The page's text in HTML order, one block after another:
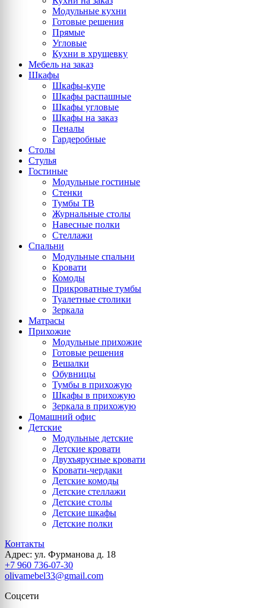
Модульные кухни
Готовые решения
Прямые
Угловые
Кухни в хрущевку
Мебель на заказ
Шкафы
Шкафы-купе
Шкафы распашные
Шкафы угловые
Шкафы на заказ
Пеналы
Гардеробные
Столы
Стулья
Гостиные
Модульные гостиные
Стенки
Тумбы ТВ
Журнальные столы
Навесные полки
Стеллажи
Спальни
Модульные спальни
Кровати
Комоды
Прикроватные тумбы
Туалетные столики
Зеркала
Матрасы
Прихожие
Модульные прихожие
Готовые решения
Вешалки
Обувницы
Тумбы в прихожую
Шкафы в прихожую
Зеркала в прихожую
Домашний офис
Детские
Модульные детские
Детские кровати
Двухъярусные кровати
Кровати-чердаки
Детские комоды
Детские стеллажи
Детские столы
Детские шкафы
Детские полки
Контакты
Адрес: ул. Фурманова д. 18
+7 960 736-07-30
olivamebel33@gmail.com
Соцсети